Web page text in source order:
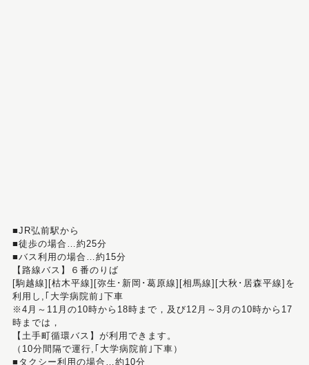
■JR弘前駅から
■徒歩の場合…約25分
■バス利用の場合…約15分
【路線バス】６番のりば
[駒越線][枯木平線][弥生･新岡･葛原線][相馬線][大秋･居森平線]を
利用し,｢大学病院前｣下車
※4月～11月の10時から18時まで，及び12月～3月の10時から17
時までは，
【土手町循環バス】が利用できます。
（10分間隔で運行,｢大学病院前｣下車）
■タクシー利用の場合…約10分